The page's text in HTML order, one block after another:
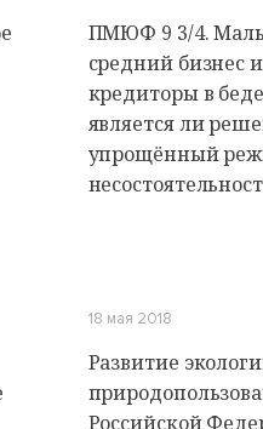
ПМЮФ 9 3/4.
средний бизнес
кредиторы в
является ли
упрощённый
18 мая 2018
Развитие
Российской